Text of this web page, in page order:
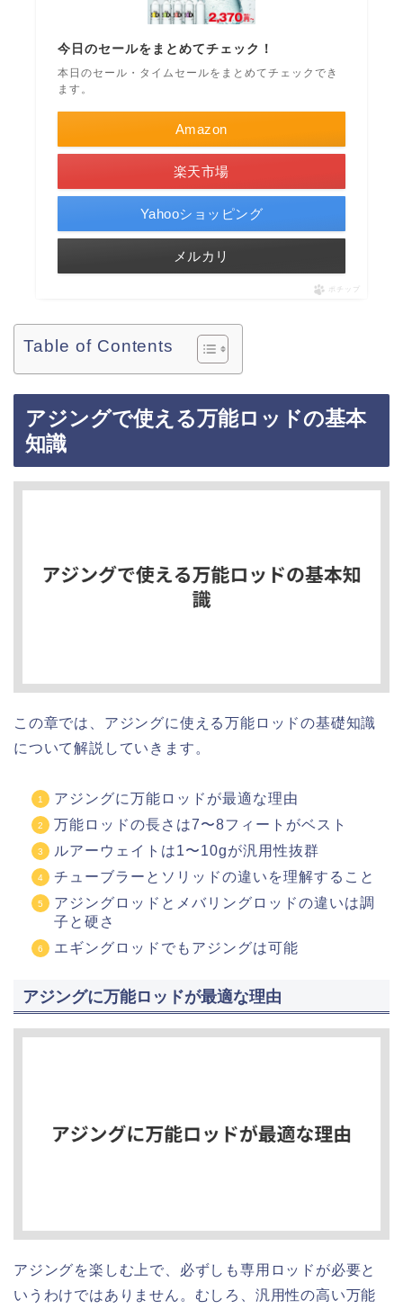
今日のセールをまとめてチェック！
本日のセール・タイムセールをまとめてチェックでき
ます。
Amazon
楽天市場
Yahooショッピング
メルカリ
ポチップ
Table of Contents
アジングで使える万能ロッドの基本
知識
この章では、アジングに使える万能ロッドの基礎知識
について解説していきます。
アジングに万能ロッドが最適な理由
万能ロッドの長さは7〜8フィートがベスト
ルアーウェイトは1〜10gが汎用性抜群
チューブラーとソリッドの違いを理解すること
アジングロッドとメバリングロッドの違いは調
子と硬さ
エギングロッドでもアジングは可能
アジングに万能ロッドが最適な理由
アジングを楽しむ上で、必ずしも専用ロッドが必要と
いうわけではありません。むしろ、汎用性の高い万能